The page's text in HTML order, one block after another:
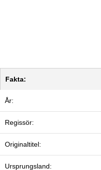
Fakta:
År:
Regissör:
Originaltitel:
Ursprungsland: